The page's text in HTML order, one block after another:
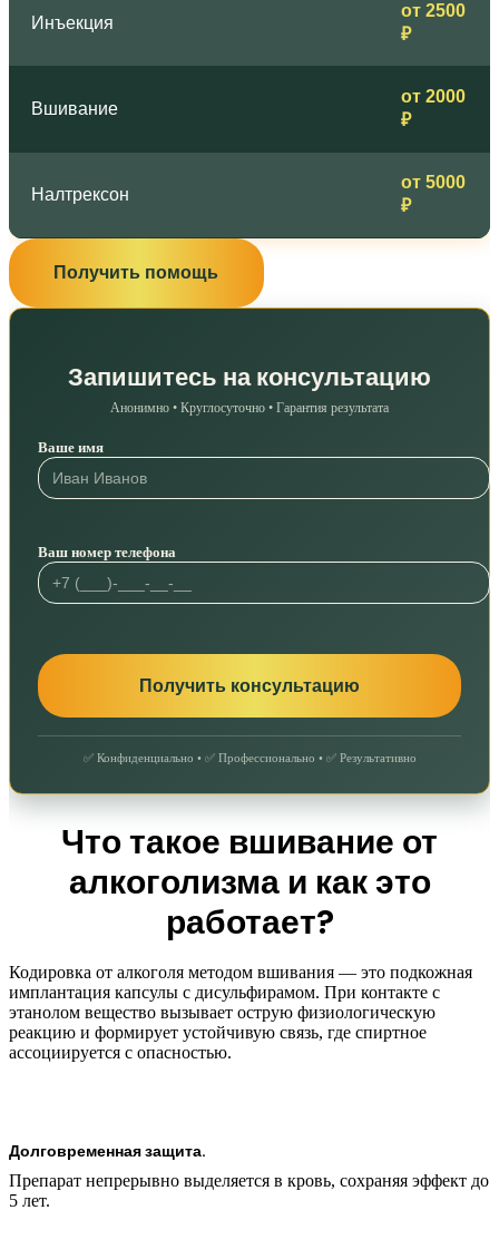
Инъекция
от 2500
₽
Вшивание
от 2000
₽
Налтрексон
от 5000
₽
Получить помощь
Запишитесь на консультацию
Анонимно • Круглосуточно • Гарантия результата
Ваше имя
Ваш номер телефона
✅ Конфиденциально • ✅ Профессионально • ✅ Результативно
Что такое вшивание от
алкоголизма и как это
работает?
Кодировка от алкоголя методом вшивания — это подкожная
имплантация капсулы с дисульфирамом. При контакте с
этанолом вещество вызывает острую физиологическую
реакцию и формирует устойчивую связь, где спиртное
ассоциируется с опасностью.
Долговременная защита.
Препарат непрерывно выделяется в кровь, сохраняя эффект до
5 лет.